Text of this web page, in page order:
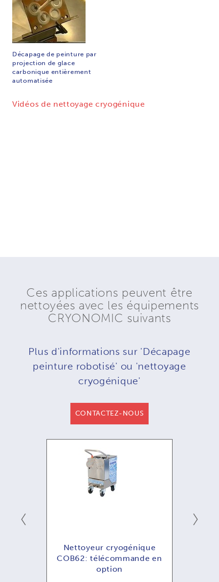
Décapage de peinture par
projection de glace
carbonique entièrement
automatisée
Vidéos de nettoyage cryogénique
Ces applications peuvent être
nettoyées avec les équipements
CRYONOMIC suivants
Plus d'informations sur 'Décapage
peinture robotisé' ou 'nettoyage
cryogénique'
CONTACTEZ-NOUS
Nettoyeur cryogénique
COB62: télécommande en
option